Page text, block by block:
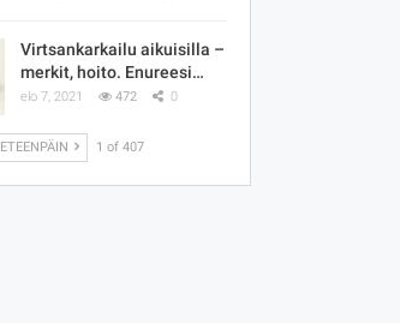
Virtsankarkailu aikuisilla –
merkit, hoito. Enureesi…
elo 7, 2021 472 0
ETEENPÄIN 1 of 407